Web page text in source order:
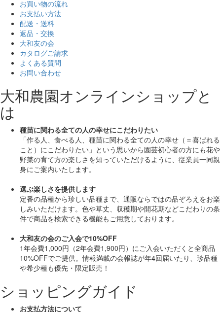
お買い物の流れ
お支払い方法
配送・送料
返品・交換
大和友の会
カタログご請求
よくある質問
お問い合わせ
大和農園オンラインショップと
は
種苗に関わる全ての人の幸せにこだわりたい
「作る人、食べる人、種苗に関わる全ての人の幸せ（＝喜ばれる
こと）にこだわりたい」 という思いから園芸初心者の方にも花や
野菜の育て方の楽しさを知っていただけるように、従業員一同親
身にご案内いたします。
選ぶ楽しさを提供します
定番の品種から珍しい品種まで、通販ならではの品ぞろえをお楽
しみいただけます。色や草丈、収穫期や開花期などこだわりの条
件で商品を検索できる機能もご用意しております。
大和友の会のご入会で10%OFF
1年会費1,000円（2年会費1,900円）にご入会いただくと全商品
10%OFFでご提供。情報満載の会報誌が年4回届いたり、珍品種
や希少種も優先・限定販売！
ショッピングガイド
お支払方法について